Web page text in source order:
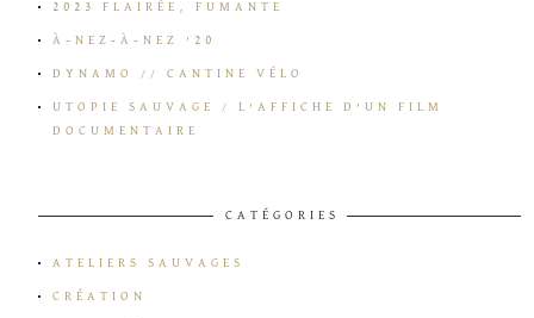
2023 FLAIRÉE, FUMANTE
À-NEZ-À-NEZ ’20
DYNAMO // CANTINE VÉLO
UTOPIE SAUVAGE / L’AFFICHE D’UN FILM
DOCUMENTAIRE
CATÉGORIES
ATELIERS SAUVAGES
CRÉATION